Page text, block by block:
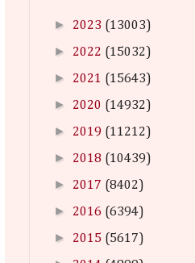
► 2023 (13003)
► 2022 (15032)
► 2021 (15643)
► 2020 (14932)
► 2019 (11212)
► 2018 (10439)
► 2017 (8402)
► 2016 (6394)
► 2015 (5617)